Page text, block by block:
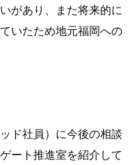
があり、また将来的に
いたため地元福岡への
ド社員）に今後の相談
ート推進室を紹介して